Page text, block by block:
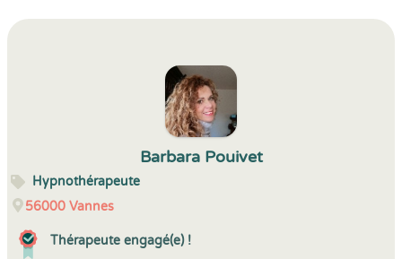
Barbara Pouivet
Hypnothérapeute
56000 Vannes
Thérapeute engagé(e) !